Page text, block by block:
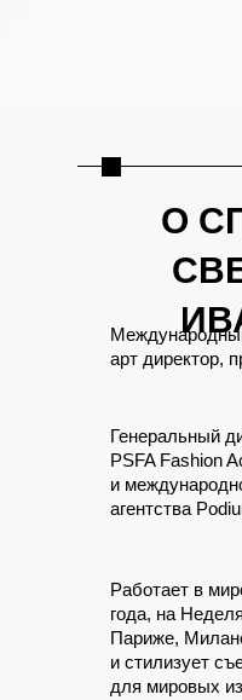
арт директор,
Генеральный
PSFA Fashion
и
агентства
Работает в
года, на
Париже,
и стилизует
для мировых
О